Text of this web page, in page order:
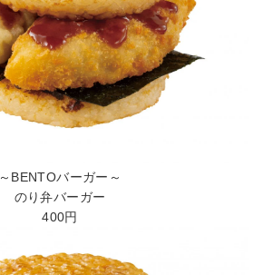
～BENTOバーガー～
のり弁バーガー
400円